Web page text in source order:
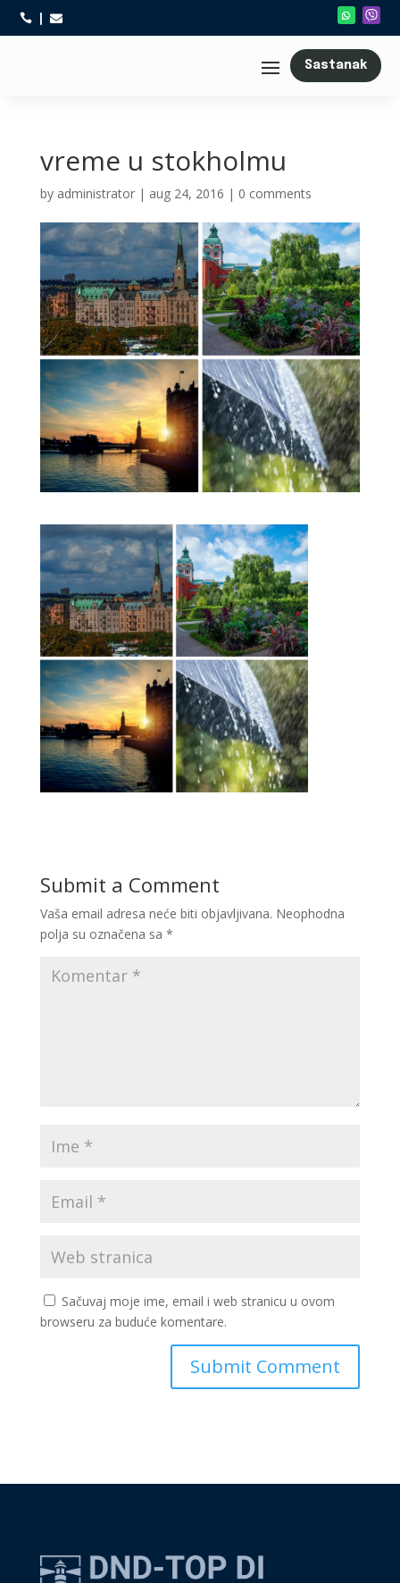
 
Sastanak
vreme u stokholmu
by administrator| aug 24, 2016 | 0 comments
Submit a Comment
Vaša email adresa neće biti objavljivana. Neophodna
polja su označena sa *
Sačuvaj moje ime, email i web stranicu u ovom
browseru za buduće komentare.